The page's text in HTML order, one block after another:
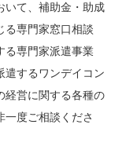
いて、補助金・助成
る専門家窓口相談
る専門家派遣事業
遣するワンデイコン
経営に関する各種の
度ご相談くださ